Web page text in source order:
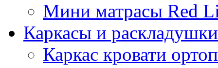
Мини матрасы Red
Каркасы и раскладушки
Каркас кровати